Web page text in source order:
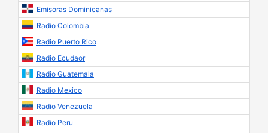
Emisoras Dominicanas
Radio Colombia
Radio Puerto Rico
Radio Ecudaor
Radio Guatemala
Radio Mexico
Radio Venezuela
Radio Peru